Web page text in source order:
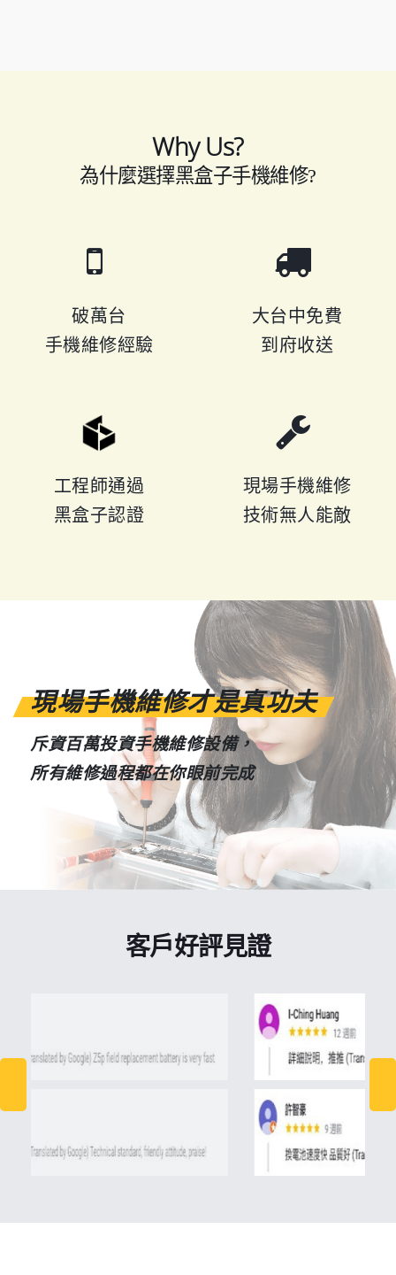
Why Us?
為什麼選擇黑盒子手機維修?
破萬台
手機維修經驗
大台中免費
到府收送
工程師通過
黑盒子認證
現場手機維修
技術無人能敵
現場手機維修才是真功夫
斥資百萬投資手機維修設備，
所有維修過程都在你眼前完成
客戶好評見證